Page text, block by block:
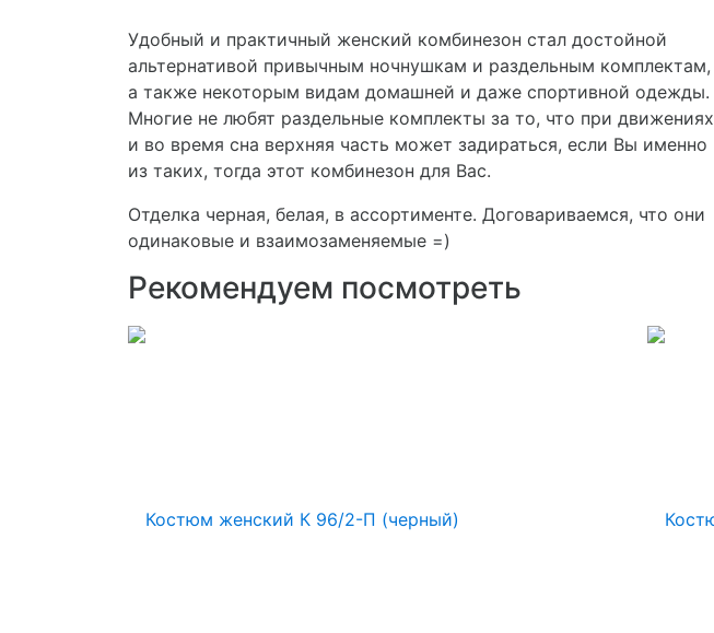
Удобный и практичный женский комбинезон стал достойной
альтернативой привычным ночнушкам и раздельным комплектам,
а также некоторым видам домашней и даже спортивной одежды.
Многие не любят раздельные комплекты за то, что при движениях
и во время сна верхняя часть может задираться, если Вы именно
из таких, тогда этот комбинезон для Вас.
Отделка черная, белая, в ассортименте. Договариваемся, что они
одинаковые и взаимозаменяемые =)
Рекомендуем посмотреть